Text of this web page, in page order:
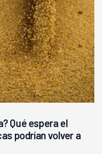
Qué espera el
podrían volver a